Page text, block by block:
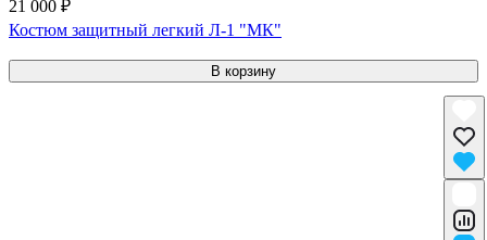
21 000 ₽
Костюм защитный легкий Л-1 "МК"
В корзину